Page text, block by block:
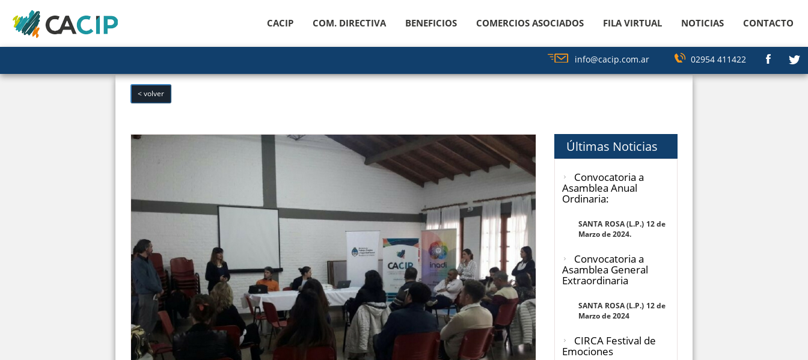
CACIP COM. DIRECTIVA BENEFICIOS COMERCIOS ASOCIADOS FILA VIRTUAL NOTICIAS CONTACTO
info@cacip.com.ar 02954 411422
< volver
Últimas Noticias
Convocatoria a
Asamblea Anual
Ordinaria:
SANTA ROSA (L.P.) 12 de
Marzo de 2024.
Convocatoria a
Asamblea General
Extraordinaria
SANTA ROSA (L.P.) 12 de
Marzo de 2024
CIRCA Festival de
Emociones